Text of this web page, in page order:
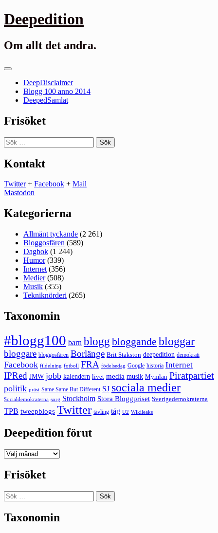
Gå
till
Deepedition
Om allt det andra.
Primär
DeepDisclaimer
Blogg 100 anno 2014
DeepedSamlat
Frisöket
Sök
efter:
Kontakt
Twitter+ Facebook + Mail
Mastodon
Kategorierna
Allmänt tyckande (2 261)
Bloggosfären (589)
Dagbok (1 244)
Humor(339)
Internet (356)
Medier(508)
Musik (355)
Tekniknörderi (265)
Taxonomin
#blogg100 barn blogg bloggande bloggar
bloggare bloggosfären Borlänge Brit Stakston deepedition demokrati
Facebook fildelning fotboll FRA födelsedag Google historia Internet
IPRed JMW jobb kalendern livet media musik Mymlan Piratpartiet
politik präst Same Same But Different SJ sociala medier
Socialdemokraterna sorg Stockholm Stora Bloggpriset Sverigedemokraterna
TPB tweepblogs Twitter tävling tåg U2 Wikileaks
Deepedition förut
Deepedition
Frisöket
Sök
efter:
Taxonomin